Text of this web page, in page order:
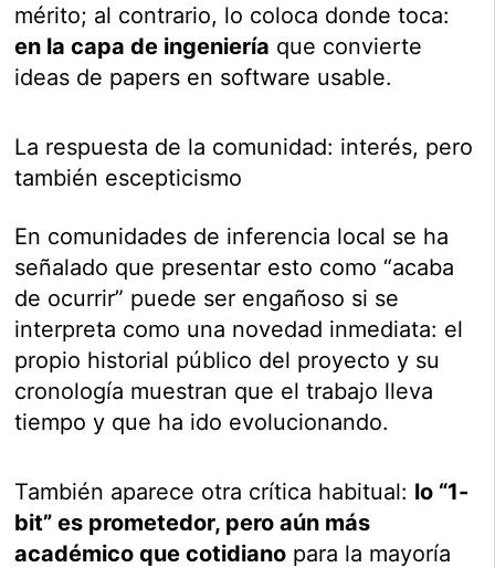
mérito; al contrario, lo coloca donde toca:
en la capa de ingeniería que convierte
ideas de papers en software usable.
La respuesta de la comunidad: interés, pero
también escepticismo
En comunidades de inferencia local se ha
señalado que presentar esto como “acaba
de ocurrir” puede ser engañoso si se
interpreta como una novedad inmediata: el
propio historial público del proyecto y su
cronología muestran que el trabajo lleva
tiempo y que ha ido evolucionando.
También aparece otra crítica habitual: lo “1-
bit” es prometedor, pero aún más
académico que cotidiano para la mayoría